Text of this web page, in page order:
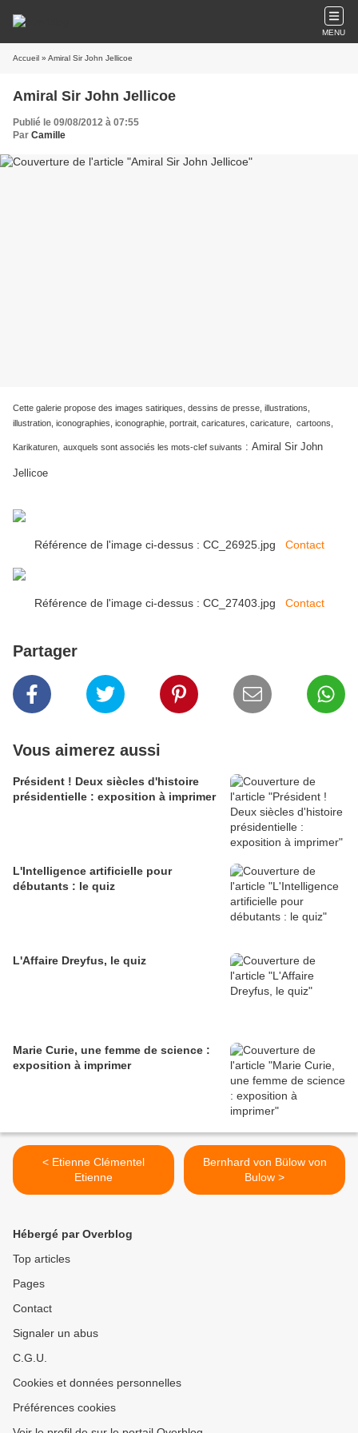
MENU
Accueil » Amiral Sir John Jellicoe
Amiral Sir John Jellicoe
Publié le 09/08/2012 à 07:55
Par Camille
Cette galerie propose des images satiriques, dessins de presse, illustrations,
illustration, iconographies, iconographie, portrait, caricatures, caricature, cartoons,
Karikaturen, auxquels sont associés les mots-clef suivants : Amiral Sir John
Jellicoe
Référence de l'image ci-dessus : CC_26925.jpg Contact
Référence de l'image ci-dessus : CC_27403.jpg Contact
Partager
Vous aimerez aussi
Président ! Deux siècles d'histoire
présidentielle : exposition à imprimer
L'Intelligence artificielle pour
débutants : le quiz
L'Affaire Dreyfus, le quiz
Marie Curie, une femme de science :
exposition à imprimer
< Etienne Clémentel
Etienne
Bernhard von Bülow von
Bulow >
Hébergé par Overblog
Top articles
Pages
Contact
Signaler un abus
C.G.U.
Cookies et données personnelles
Préférences cookies